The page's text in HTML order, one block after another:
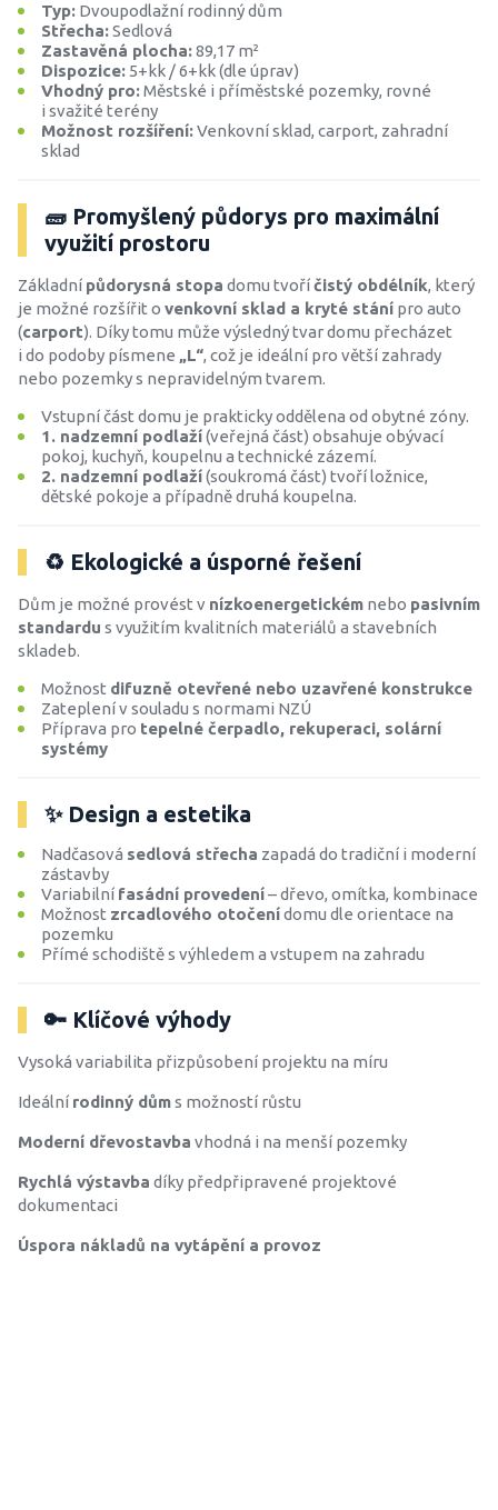
Typ: Dvoupodlažní rodinný dům
Střecha:Sedlová
Zastavěná plocha:89,17 m²
Dispozice: 5+kk / 6+kk (dle úprav)
Vhodný pro:Městské i příměstské pozemky, rovné
i svažité terény
Možnost rozšíření:Venkovní sklad, carport, zahradní
sklad
🧱 Promyšlený půdorys pro maximální
využití prostoru
Základní půdorysná stopa domu tvoříčistý obdélník, který
je možné rozšířit o venkovní sklad a kryté stání pro auto
(carport). Díky tomu může výsledný tvar domu přecházet
i do podoby písmene „L“, což je ideální pro větší zahrady
nebo pozemky s nepravidelným tvarem.
Vstupní část domu je prakticky oddělena od obytné zóny.
1. nadzemní podlaží(veřejná část) obsahuje obývací
pokoj, kuchyň, koupelnu a technické zázemí.
2. nadzemní podlaží(soukromá část) tvoří ložnice,
dětské pokoje a případně druhá koupelna.
♻️ Ekologické a úsporné řešení
Dům je možné provést v nízkoenergetickém nebo pasivním
standardu s využitím kvalitních materiálů a stavebních
skladeb.
Možnost difuzně otevřené nebo uzavřené konstrukce
Zateplení v souladu s normami NZÚ
Příprava pro tepelné čerpadlo, rekuperaci, solární
systémy
✨ Design a estetika
Nadčasová sedlová střecha zapadá do tradiční i moderní
zástavby
Variabilní fasádní provedení– dřevo, omítka, kombinace
Možnost zrcadlového otočenídomu dle orientace na
pozemku
Přímé schodiště s výhledem a vstupem na zahradu
🔑 Klíčové výhody
Vysoká variabilita přizpůsobení projektu na míru
Ideální rodinný důms možností růstu
Moderní dřevostavba vhodná i na menší pozemky
Rychlá výstavba díky předpřipravené projektové
dokumentaci
Úspora nákladů na vytápění a provoz